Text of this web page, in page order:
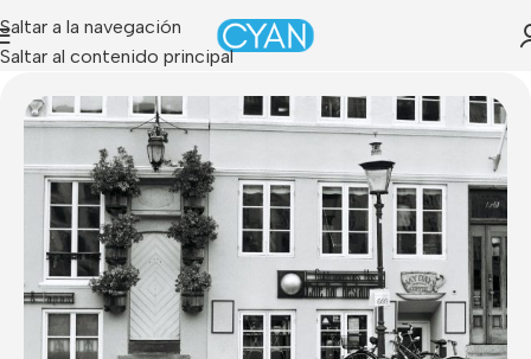
Saltar a la navegación
Saltar al contenido principal